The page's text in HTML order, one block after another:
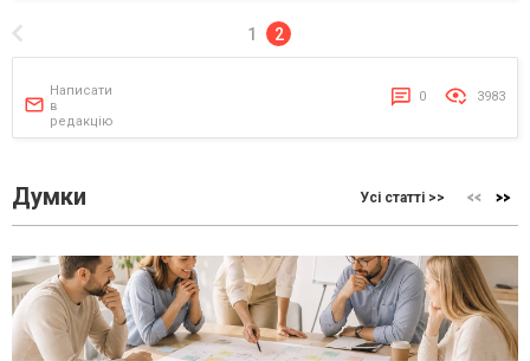
1 2
Написати
в
редакцію
0 3983
Думки Усі статті >>